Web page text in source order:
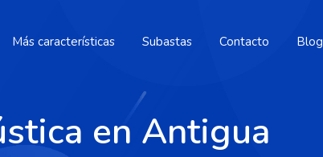
Más características Subastas Contacto Blog
en Antigua